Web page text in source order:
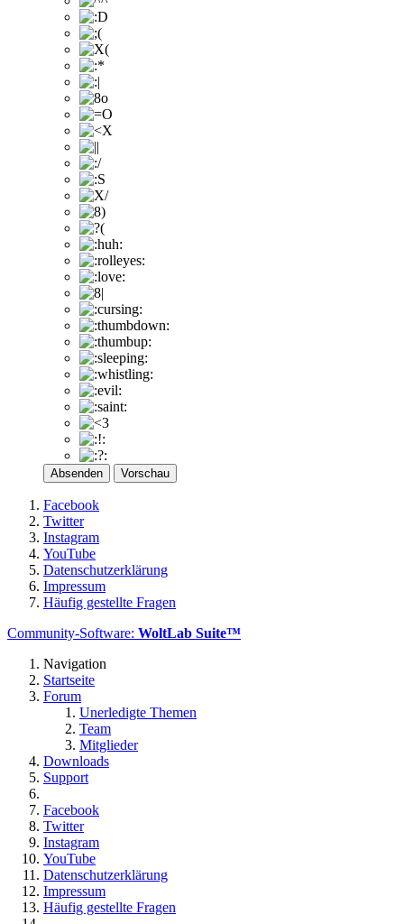
Absenden Vorschau
Facebook
Twitter
Instagram
YouTube
Datenschutzerklärung
Impressum
Häufig gestellte Fragen
Community-Software: WoltLab Suite™
Navigation
Startseite
Forum
Unerledigte Themen
Team
Mitglieder
Downloads
Support
Facebook
Twitter
Instagram
YouTube
Datenschutzerklärung
Impressum
Häufig gestellte Fragen